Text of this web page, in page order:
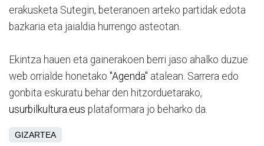
erakusketa Sutegin, beteranoen arteko partidak edota
bazkaria eta jaialdia hurrengo asteotan.
Ekintza hauen eta gainerakoen berri jaso ahalko duzue
web orrialde honetako "Agenda" atalean. Sarrera edo
gonbita eskuratu behar den hitzorduetarako,
usurbilkultura.eus plataformara jo beharko da.
GIZARTEA